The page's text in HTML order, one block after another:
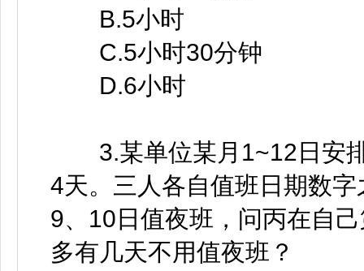
B.5小时
C.5小时30分钟
D.6小时
3.某单位某月1~12日安排
4天。三人各自值班日期数
9、10日值夜班，问丙在自
多有几天不用值夜班？